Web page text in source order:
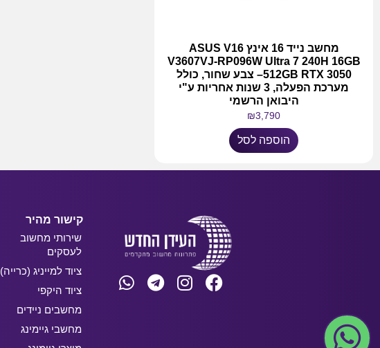
מחשב נייד 16 אינץ ASUS V16
V3607VJ-RP096W Ultra 7 240H 16GB
512GB RTX 3050– צבע שחור, כולל
מערכת הפעלה, 3 שנות אחריות ע"י
היבואן הרשמי
₪3,790
הוספה לסל
קישור מהיר
שירותי מחשוב
לעסקים
ציוד למייניג (כרייה)
ציוד היקפי
מחשבים ניידים
מחשבי גיימינג